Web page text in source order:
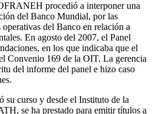
procedió a interponer una
del Banco Mundial, por las
del Banco en relación a
En agosto del 2007, el Panel
en los que indicaba que el
Convenio 169 de la OIT. La gerencia
del informe del panel e hizo caso
curso y desde el Instituto de la
se ha prestado para emitir títulos a